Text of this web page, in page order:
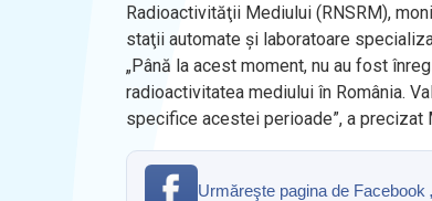
Radioactivităţii Mediului (RNSRM),
staţii automate şi laboratoare
„Până la acest moment, nu au fost
radioactivitatea mediului în România.
specifice acestei perioade”, a precizat
Urmăreşte pagina de Facebook